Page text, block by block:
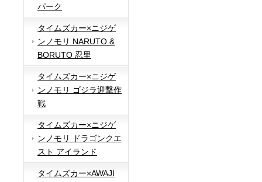
パーク
タイムズカー×ニジゲ
ンノモリ NARUTO &
BORUTO 忍里
タイムズカー×ニジゲ
ンノモリ ゴジラ迎撃作
戦
タイムズカー×ニジゲ
ンノモリ ドラゴンクエ
スト アイランド
タイムズカー×AWAJI